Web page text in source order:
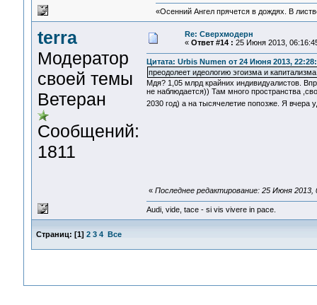
«Осенний Ангел прячется в дождях. В
terra
Модератор
своей темы
Ветеран
Сообщений:
1811
Re: Сверхмодерн
« Ответ #14 : 25 Июня 2013,
Цитата: Urbis Numen от 24 Июня 2013,
преодолеет идеологию эгоизма и
Мдя? 1,05 млрд крайних индивидуалистов.
не наблюдается)) Там много
2030 год) а на тысячелетие попозже. Я вчера
« Последнее редактирование: 25 Июня 2013,
Audi, vide, tace - si vis vivere in pace.
Страниц: [1] 2 3 4 Все